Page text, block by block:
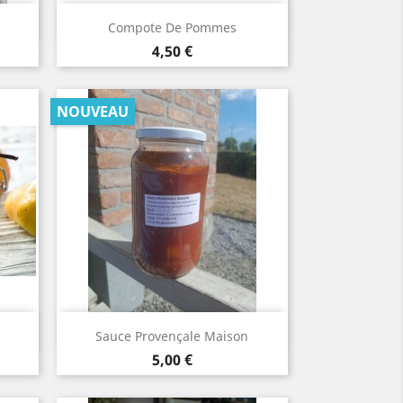
Compote De Pommes
Prix
4,50 €
Aperçu rapide
Sauce Provençale Maison
Prix
5,00 €
NOUVEAU
 Aperçu rapide